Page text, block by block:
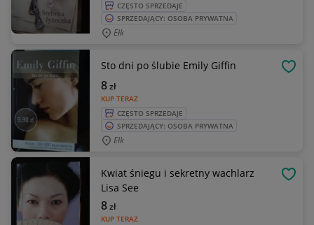
CZĘSTO SPRZEDAJE
SPRZEDAJĄCY: OSOBA PRYWATNA
Ełk
Sto dni po ślubie Emily Giffin
KUP TERAZ
8zł
CZĘSTO SPRZEDAJE
SPRZEDAJĄCY: OSOBA PRYWATNA
Ełk
Kwiat śniegu i sekretny wachlarz
Lisa See
KUP TERAZ
8zł